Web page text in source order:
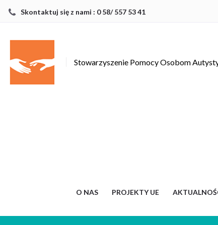
Skontaktuj się z nami : 0 58/ 557 53 41
Stowarzyszenie Pomocy Osobom
O NAS PROJEKTY UE